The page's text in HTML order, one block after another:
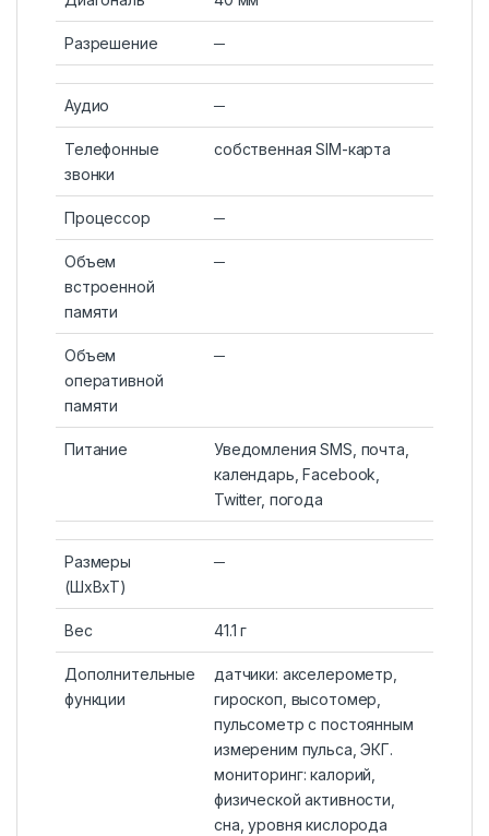
Разрешение ─
Аудио ─
Телефонные
звонки
собственная SIM-карта
Процессор ─
Объем
встроенной
памяти
─
Объем
оперативной
памяти
─
Питание
Уведомления SMS, почта,
календарь, Facebook,
Twitter, погода
Размеры
(ШхВхТ)
─
Вес 41.1 г
Дополнительные
функции
датчики: акселерометр,
гироскоп, высотомер,
пульсометр с постоянным
измереним пульса, ЭКГ.
мониторинг: калорий,
физической активности,
сна, уровня кислорода